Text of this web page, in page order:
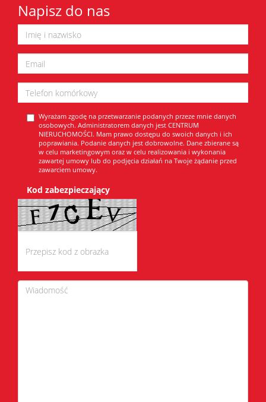
Napisz do nas
Wyrażam zgodę na przetwarzanie podanych przeze mnie danych
osobowych. Administratorem danych jest CENTRUM
NIERUCHOMOŚCI. Mam prawo dostępu do swoich danych i ich
poprawiania. Podanie danych jest dobrowolne. Dane zbierane są
w celu marketingowym oraz w celu realizowania i wykonania
zawartej umowy lub do podjęcia działań na Twoje żądanie przed
zawarciem umowy.
Kod zabezpieczający